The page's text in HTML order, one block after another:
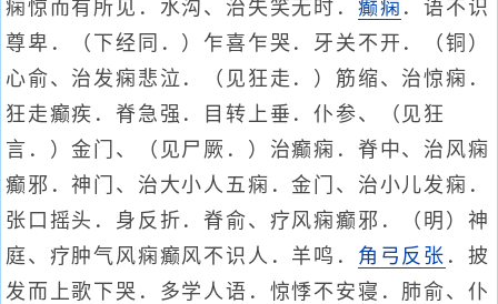
痫惊而有所见．水沟、治失笑无时． 癫痫 ．语不识
尊卑．（下经同．）乍喜乍哭．牙关不开．（铜）
心俞、治发痫悲泣．（见狂走．）筋缩、治惊痫．
狂走癫疾．脊急强．目转上垂．仆参、（见狂
言．）金门、（见尸厥．）治癫痫．脊中、治风痫
癫邪．神门、治大小人五痫．金门、治小儿发痫．
张口摇头．身反折．脊俞、疗风痫癫邪．（明）神
庭、疗肿气风痫癫风不识人．羊鸣． 角弓反张 ．披
发而上歌下哭．多学人语．惊悸不安寝．肺俞、仆